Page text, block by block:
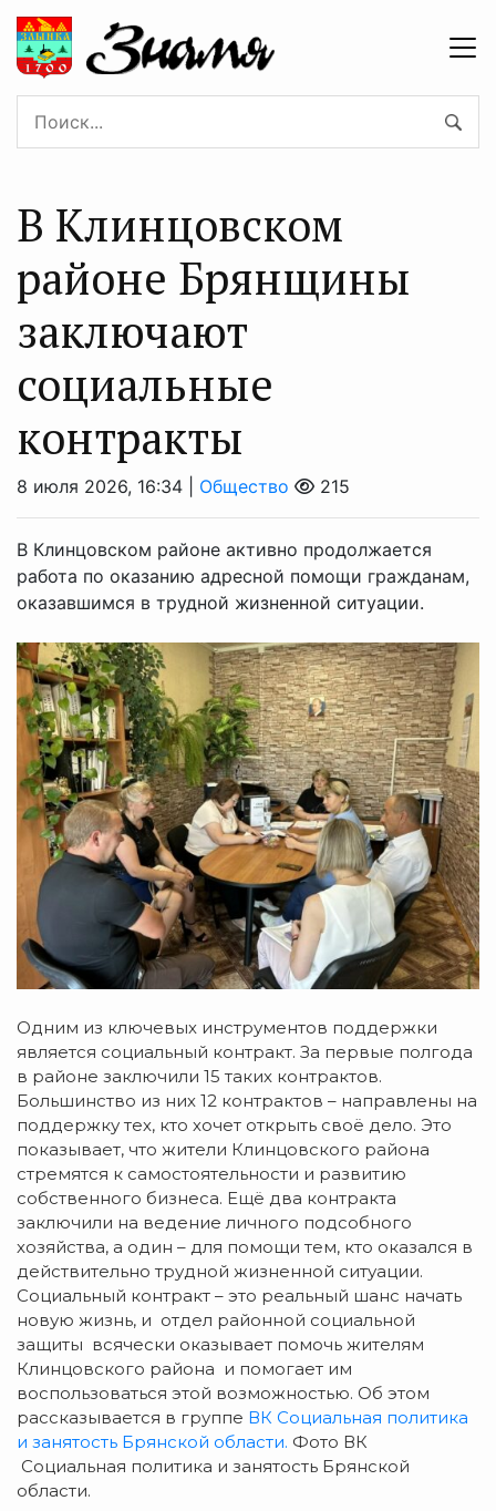
В Клинцовском
районе Брянщины
заключают
социальные
контракты
8 июля 2026, 16:34 | Общество 215
В Клинцовском районе активно продолжается
работа по оказанию адресной помощи гражданам,
оказавшимся в трудной жизненной ситуации.
Одним из ключевых инструментов поддержки
является социальный контракт. За первые полгода
в районе заключили 15 таких контрактов.
Большинство из них 12 контрактов – направлены на
поддержку тех, кто хочет открыть своё дело. Это
показывает, что жители Клинцовского района
стремятся к самостоятельности и развитию
собственного бизнеса. Ещё два контракта
заключили на ведение личного подсобного
хозяйства, а один – для помощи тем, кто оказался в
действительно трудной жизненной ситуации.
Социальный контракт – это реальный шанс начать
новую жизнь, и отдел районной социальной
защиты всячески оказывает помочь жителям
Клинцовского района и помогает им
воспользоваться этой возможностью. Об этом
рассказывается в группе ВК Социальная политика
и занятость Брянской области. Фото ВК
Социальная политика и занятость Брянской
области.